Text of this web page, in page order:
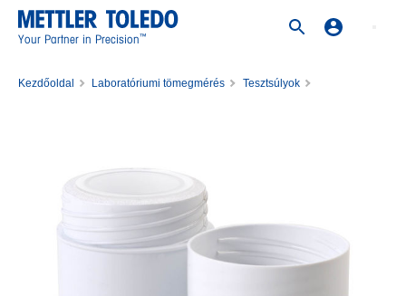
Your Partner in Precision™
Kezdőoldal Laboratóriumi tömegmérés
Tesztsúlyok